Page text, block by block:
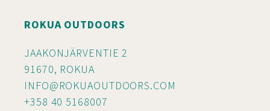
ROKUA OUTDOORS
JAAKONJÄRVENTIE 2
91670, ROKUA
INFO@ROKUAOUTDOORS.COM
+358 40 5168007